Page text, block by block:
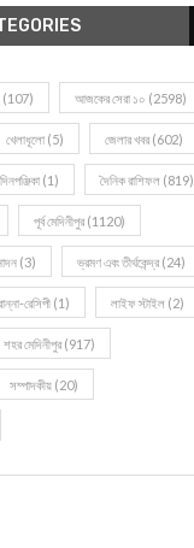
(107) আজকের সেরা ১০ (2598)
খেলাধূলো (5) জেলার খবর (602)
দিনপঞ্জিকা (1) দৈনিক রাশিফল (819)
পূর্ব মেদিনীপুর (1120)
(3) ভ্রমণ এবং তীর্থকেন্দ্র (24)
রেসিপী (1) লাইফ স্টাইল (2)
শহর মেদিনীপুর (917)
সম্পাদকীয় (20)